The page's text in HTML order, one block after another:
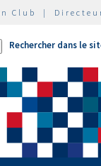
Club |
Rechercher dans le